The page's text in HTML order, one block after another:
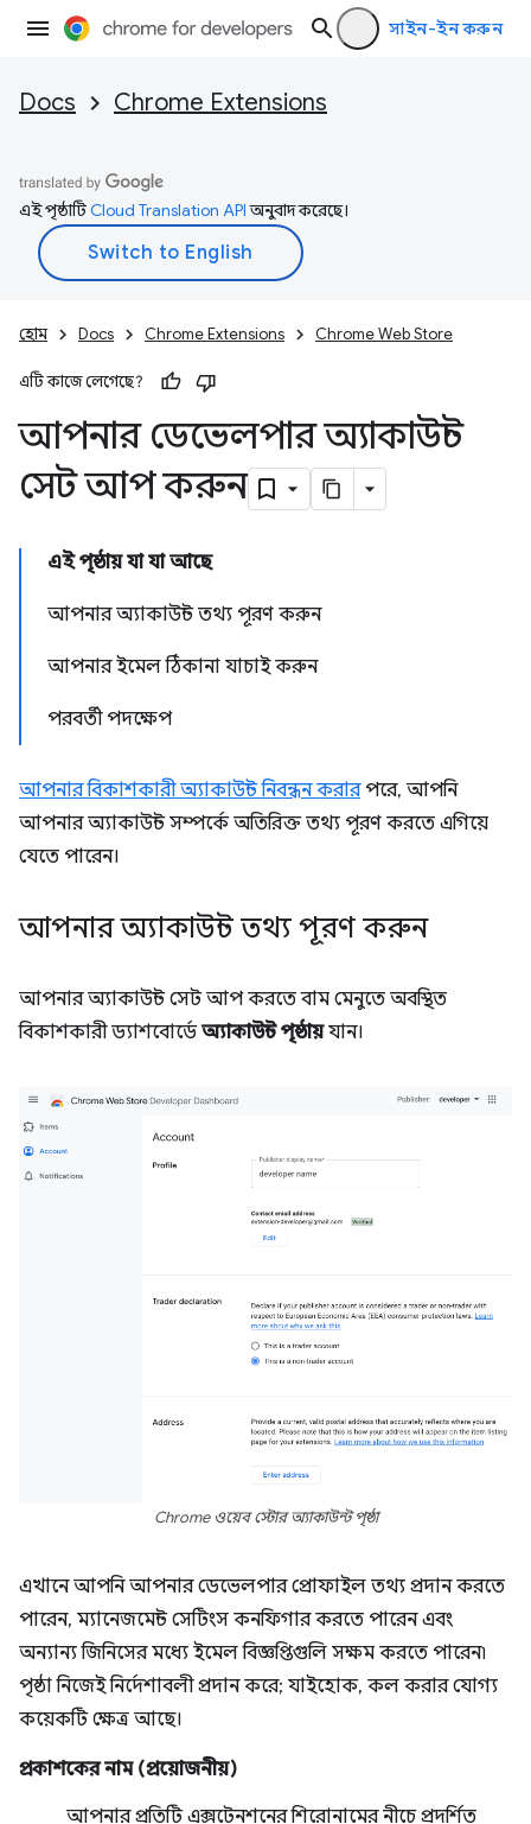
সাইন-ইন করুন
Docs Chrome Extensions
এই পৃষ্ঠাটিCloud Translation APIঅনুবাদ করেছে।
হোম Docs Chrome Extensions Chrome Web Store
এটি কাজে লেগেছে?
আপনার ডেভেলপার অ্যাকাউন্ট
সেট আপ করুন
এই পৃষ্ঠায় যা যা আছে
আপনার অ্যাকাউন্ট তথ্য পূরণ করুন
আপনার ইমেল ঠিকানা যাচাই করুন
পরবর্তী পদক্ষেপ
আপনার বিকাশকারী অ্যাকাউন্ট নিবন্ধন করারপরে, আপনি
আপনার অ্যাকাউন্ট সম্পর্কে অতিরিক্ত তথ্য পূরণ করতে এগিয়ে
যেতে পারেন।
আপনার অ্যাকাউন্ট তথ্য পূরণ করুন
আপনার অ্যাকাউন্ট সেট আপ করতে বাম মেনুতে অবস্থিত
বিকাশকারী ড্যাশবোর্ডেঅ্যাকাউন্ট পৃষ্ঠায়যান।
Chrome ওয়েব স্টোর অ্যাকাউন্ট পৃষ্ঠা
এখানে আপনি আপনার ডেভেলপার প্রোফাইল তথ্য প্রদান করতে
পারেন, ম্যানেজমেন্ট সেটিংস কনফিগার করতে পারেন এবং
অন্যান্য জিনিসের মধ্যে ইমেল বিজ্ঞপ্তিগুলি সক্ষম করতে পারেন৷
পৃষ্ঠা নিজেই নির্দেশাবলী প্রদান করে; যাইহোক, কল করার যোগ্য
কয়েকটি ক্ষেত্র আছে।
প্রকাশকের নাম (প্রয়োজনীয়)
আপনার প্রতিটি এক্সটেনশনের শিরোনামের নীচে প্রদর্শিত